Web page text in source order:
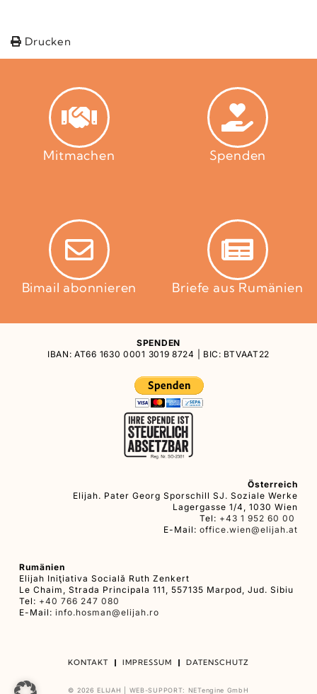
Drucken
Mitmachen Spenden
Bimail abonnieren Briefe aus Rumänien
SPENDEN
IBAN: AT66 1630 0001 3019 8724 | BIC: BTVAAT22
Österreich
Elijah. Pater Georg Sporschill SJ. Soziale Werke
Lagergasse 1/4, 1030 Wien
Tel: +43 1 952 60 00
E-Mail: office.wien@elijah.at
Rumänien
Elijah Iniţiativa Socială Ruth Zenkert
Le Chaim, Strada Principala 111, 557135 Marpod, Jud. Sibiu
Tel: +40 766 247 080
E-Mail: info.hosman@elijah.ro
KONTAKT IMPRESSUM DATENSCHUTZ
© 2026 ELIJAH | WEB-SUPPORT: NETengine GmbH